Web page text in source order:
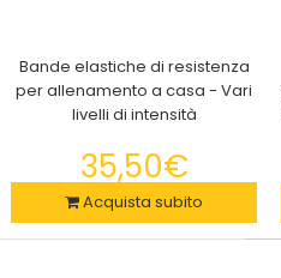
& Protect
2x Protezione solare Piz Buin
Bande elastiche di resistenza
per allenamento a casa - Vari
livelli di intensità
35,50€
Acquista subito